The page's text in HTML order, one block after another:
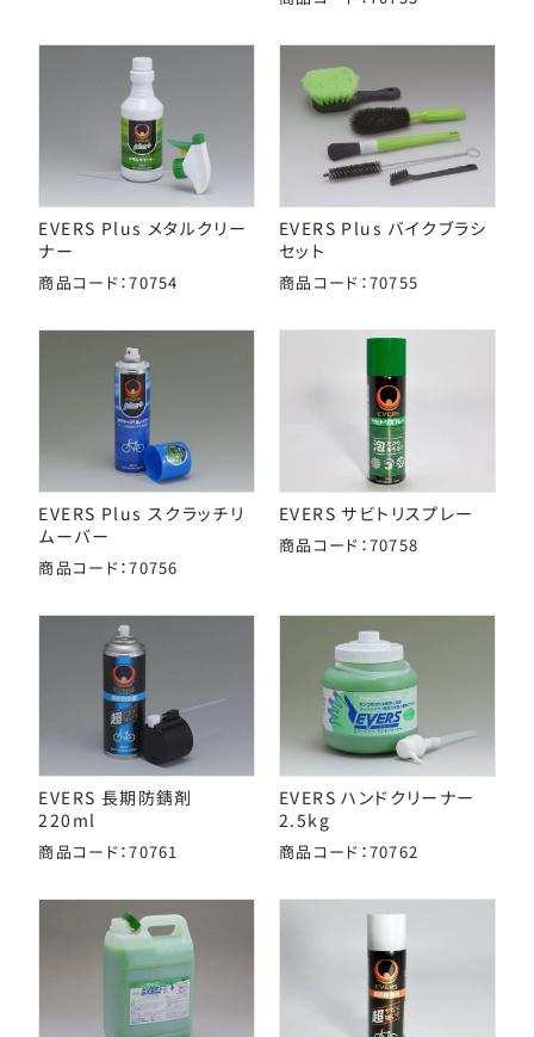
EVERS Plus メタルクリー
ナー
商品コード：70754
EVERS Plus バイクブラシ
セット
商品コード：70755
EVERS Plus スクラッチリ
ムーバー
商品コード：70756
EVERS サビトリスプレー
商品コード：70758
EVERS 長期防錆剤
220ml
商品コード：70761
EVERS ハンドクリーナー
2.5kg
商品コード：70762